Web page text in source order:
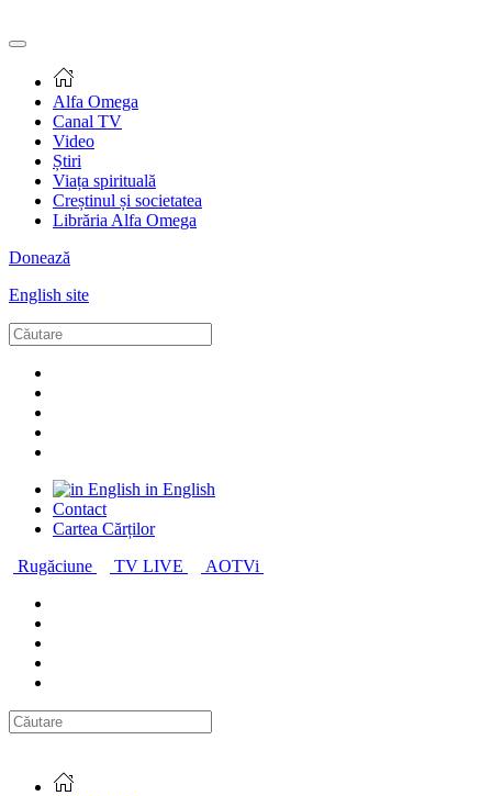
Alfa Omega
Canal TV
Video
Știri
Viața spirituală
Creștinul și societatea
Librăria Alfa Omega
Donează
English site
in English
Contact
Cartea Cărților
Rugăciune
TV LIVE AOTVi